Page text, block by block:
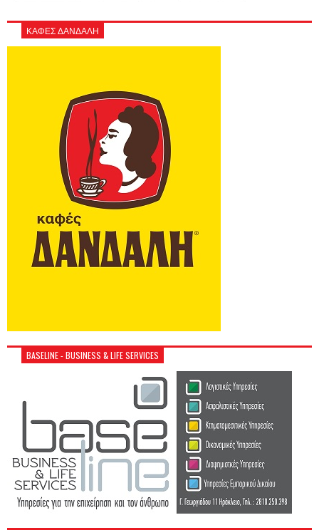
ΚΑΦΕΣ ΔΑΝΔΑΛΗ
BASELINE - BUSINESS & LIFE SERVICES